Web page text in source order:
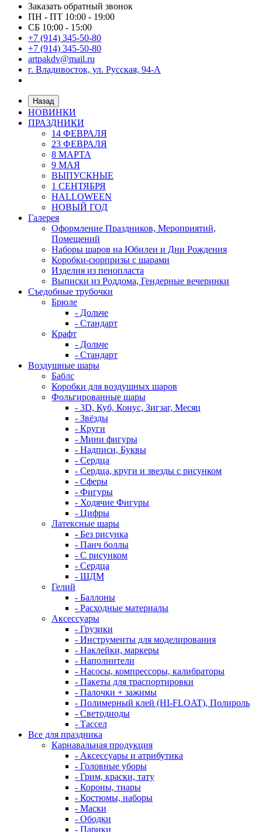
Заказать обратный звонок
ПН - ПТ 10:00 - 19:00
СБ 10:00 - 15:00
+7 (914) 345-50-80
+7 (914) 345-50-80
artpakdv@mail.ru
г. Владивосток, ул. Русская, 94-А
Назад
НОВИНКИ
ПРАЗДНИКИ
14 ФЕВРАЛЯ
23 ФЕВРАЛЯ
8 МАРТА
9 МАЯ
ВЫПУСКНЫЕ
1 СЕНТЯБРЯ
HALLOWEEN
НОВЫЙ ГОД
Галерея
Оформление Праздников, Мероприятий,
Помещений
Наборы шаров на Юбилеи и Дни Рождения
Коробки-сюрпризы с шарами
Изделия из пенопласта
Выписки из Роддома, Гендерные вечеринки
Съедобные трубочки
Брюле
- Дольче
- Стандарт
Крафт
- Дольче
- Стандарт
Воздушные шары
Баблс
Коробки для воздушных шаров
Фольгированные шары
- 3D, Куб, Конус, Зигзаг, Месяц
- Звёзды
- Круги
- Мини фигуры
- Надписи, Буквы
- Сердца
- Сердца, круги и звезды с рисунком
- Сферы
- Фигуры
- Ходячие Фигуры
- Цифры
Латексные шары
- Без рисунка
- Панч боллы
- С рисунком
- Сердца
- ШДМ
Гелий
- Баллоны
- Расходные материалы
Аксессуары
- Грузики
- Инструменты для моделирования
- Наклейки, маркеры
- Наполнители
- Насосы, компрессоры, калибраторы
- Пакеты для траспортировки
- Палочки + зажимы
- Полимерный клей (HI-FLOAT), Полироль
- Светодиоды
- Тассел
Все для праздника
Карнавальная продукция
- Аксессуары и атрибутика
- Головные уборы
- Грим, краски, тату
- Короны, тиары
- Костюмы, наборы
- Маски
- Ободки
- Парики